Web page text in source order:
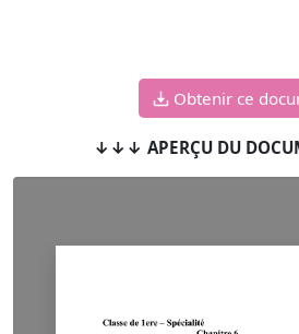
Obtenir ce
↓↓↓ APERÇU DU